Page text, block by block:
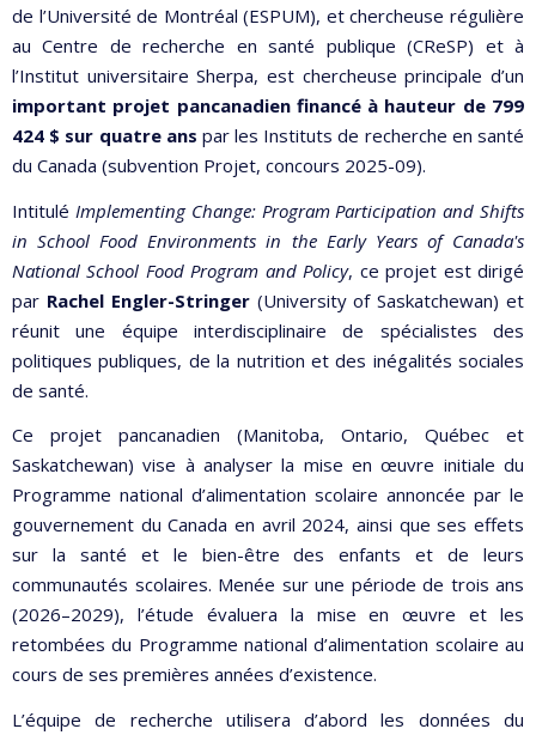
de l’Université de Montréal (ESPUM), et chercheuse régulière
au Centre de recherche en santé publique (CReSP) et à
l’Institut universitaire Sherpa, est chercheuse principale d’un
important projet pancanadien financé à hauteur de 799
424 $ sur quatre ans par les Instituts de recherche en santé
du Canada (subvention Projet, concours 2025-09).
Intitulé Implementing Change: Program Participation and Shifts
in School Food Environments in the Early Years of Canada's
National School Food Program and Policy, ce projet est dirigé
par Rachel Engler-Stringer(University of Saskatchewan) et
réunit une équipe interdisciplinaire de spécialistes des
politiques publiques, de la nutrition et des inégalités sociales
de santé.
Ce projet pancanadien (Manitoba, Ontario, Québec et
Saskatchewan) vise à analyser la mise en œuvre initiale du
Programme national d’alimentation scolaire annoncée par le
gouvernement du Canada en avril 2024, ainsi que ses effets
sur la santé et le bien-être des enfants et de leurs
communautés scolaires. Menée sur une période de trois ans
(2026–2029), l’étude évaluera la mise en œuvre et les
retombées du Programme national d’alimentation scolaire au
cours de ses premières années d’existence.
L’équipe de recherche utilisera d’abord les données du